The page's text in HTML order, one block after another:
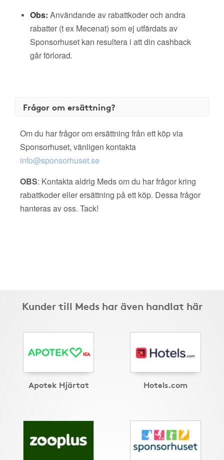
Obs: Användande av rabattkoder och andra
rabatter (t ex Mecenat) som ej utfärdats av
Sponsorhuset kan resultera i att din cashback
går förlorad.
Frågor om ersättning?
Om du har frågor om ersättning från ett köp via
Sponsorhuset, vänligen kontakta
info@sponsorhuset.se
OBS: Kontakta aldrig Meds om du har frågor kring
rabattkoder eller ersättning på ett köp. Dessa frågor
hanteras av oss. Tack!
Kunder till Meds har även handlat här
Apotek Hjärtat Hotels.com